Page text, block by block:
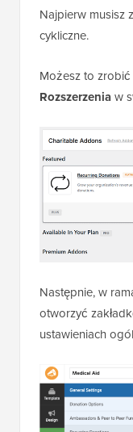
Najpierw musisz
cykliczne.
Możesz to
Rozszerzeniaw
Następnie, w
otworzyć
ustawieniach